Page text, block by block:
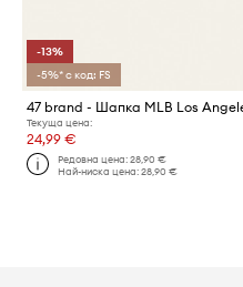
-13%
-5%* с код: FS
Текуща цена:
24,99 €
Редовна цена:28,90 €
Най-ниска цена:28,90 €